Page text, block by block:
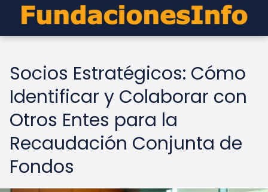
Socios Estratégicos: Cómo
Identificar y Colaborar con
Otros Entes para la
Recaudación Conjunta de
Fondos